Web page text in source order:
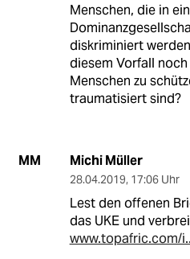
Menschen, die in
diskriminiert
diesem Vorfall
Menschen zu
traumatisiert sind?
MM Michi Müller
28.04.2019, 17:06 Uhr
Lest den offenen
das UKE und
www.topafric.com/